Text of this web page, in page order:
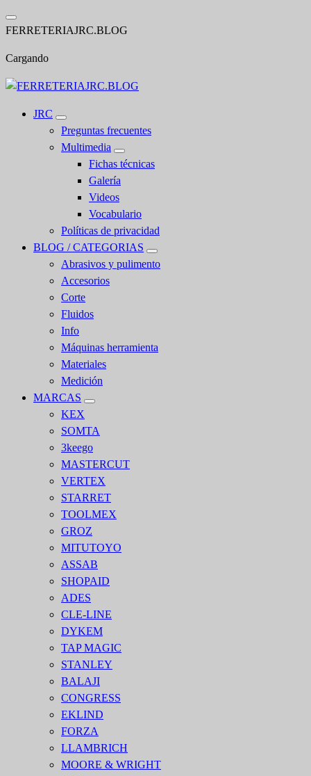
Saltar
al
FERRETERIAJRC.BLOG
Cargando
JRC
Preguntas frecuentes
Multimedia
Fichas técnicas
Galería
Videos
Vocabulario
Políticas de privacidad
BLOG / CATEGORIAS
Abrasivos y pulimento
Accesorios
Corte
Fluidos
Info
Máquinas herramienta
Materiales
Medición
MARCAS
KEX
SOMTA
3keego
MASTERCUT
VERTEX
STARRET
TOOLMEX
GROZ
MITUTOYO
ASSAB
SHOPAID
ADES
CLE-LINE
DYKEM
TAP MAGIC
STANLEY
BALAJI
CONGRESS
EKLIND
FORZA
LLAMBRICH
MOORE & WRIGHT